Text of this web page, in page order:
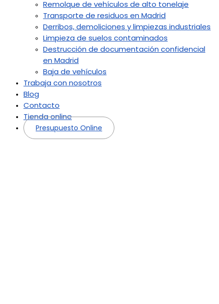
Remolque de vehículos de alto tonelaje
Transporte de residuos en Madrid
Derribos, demoliciones y limpiezas industriales
Limpieza de suelos contaminados
Destrucción de documentación confidencial
en Madrid
Baja de vehículos
Trabaja con nosotros
Blog
Contacto
Tienda online
Presupuesto Online